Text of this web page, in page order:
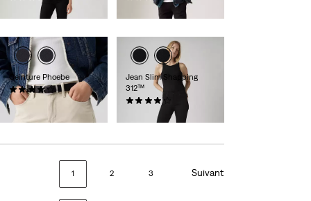
Ceinture Phoebe
(41)
45,00 €
Jean Slim Shapping
312™
(1481)
1 2 3 Suivant